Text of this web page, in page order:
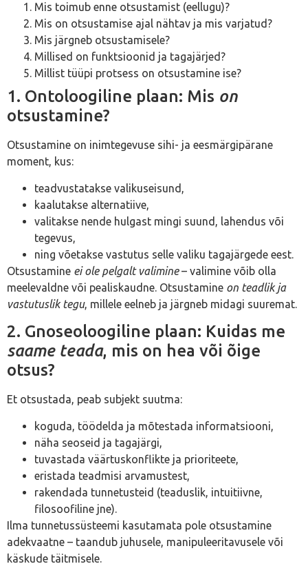
Mis toimub enne otsustamist (eellugu)?
Mis on otsustamise ajal nähtav ja mis varjatud?
Mis järgneb otsustamisele?
Millised on funktsioonid ja tagajärjed?
Millist tüüpi protsess on otsustamine ise?
1. Ontoloogiline plaan: Mis on
otsustamine?
Otsustamine on inimtegevuse sihi- ja eesmärgipärane
moment, kus:
teadvustatakse valikuseisund,
kaalutakse alternatiive,
valitakse nende hulgast mingi suund, lahendus või
tegevus,
ning võetakse vastutus selle valiku tagajärgede eest.
Otsustamine ei ole pelgalt valimine– valimine võib olla
meelevaldne või pealiskaudne. Otsustamine on teadlik ja
vastutuslik tegu, millele eelneb ja järgneb midagi suuremat.
2. Gnoseoloogiline plaan: Kuidas me
saame teada, mis on hea või õige
otsus?
Et otsustada, peab subjekt suutma:
koguda, töödelda ja mõtestada informatsiooni,
näha seoseid ja tagajärgi,
tuvastada väärtuskonflikte ja prioriteete,
eristada teadmisi arvamustest,
rakendada tunnetusteid (teaduslik, intuitiivne,
filosoofiline jne).
Ilma tunnetussüsteemi kasutamata pole otsustamine
adekvaatne – taandub juhusele, manipuleeritavusele või
käskude täitmisele.